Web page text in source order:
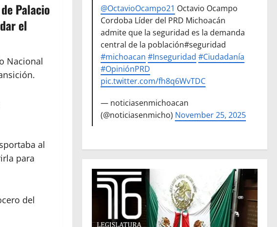
Palacio
el
Nacional
al
para
del
@OctavioOcampo21 Octavio Ocampo
Cordoba Líder del PRD Michoacán
admite que la seguridad es la demanda
central de la población#seguridad
#michoacan #Inseguridad #Ciudadanía
#OpiniónPRD
pic.twitter.com/fh8q6WvTDC
— noticiasenmichoacan
(@noticiasenmicho) November 25, 2025